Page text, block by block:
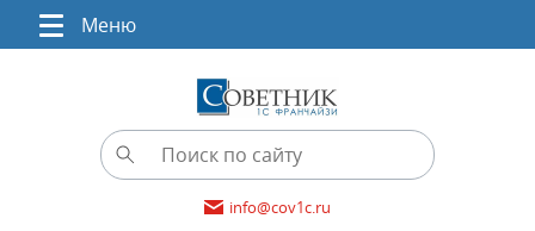
Меню
info@cov1c.ru